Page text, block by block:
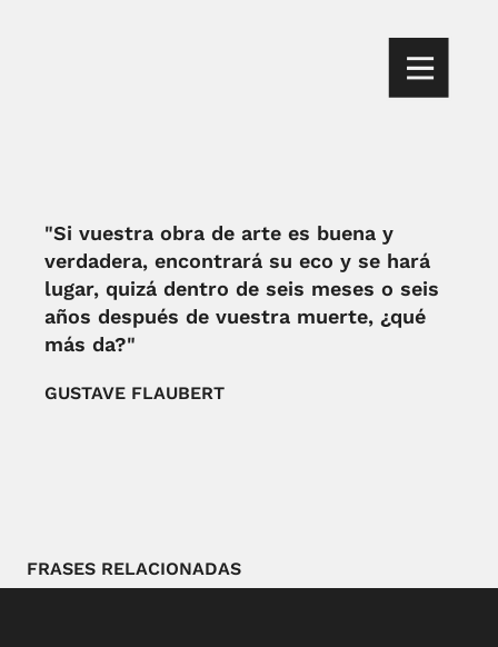
"Si vuestra obra de arte es buena y
verdadera, encontrará su eco y se hará
lugar, quizá dentro de seis meses o seis
años después de vuestra muerte, ¿qué
más da?"
GUSTAVE FLAUBERT
FRASES RELACIONADAS